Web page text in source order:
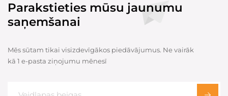
Parakstieties mūsu jaunumu
saņemšanai
Mēs sūtam tikai visizdevīgākos piedāvājumus. Ne vairāk
kā 1 e-pasta ziņojumu mēnesī